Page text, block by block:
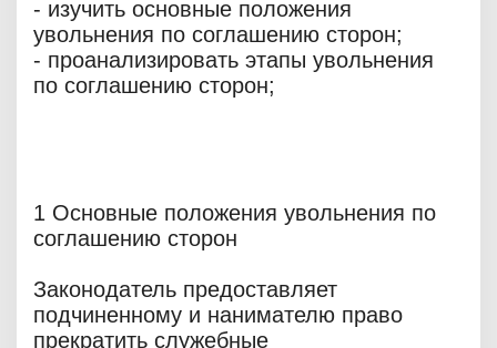
- изучить основные положения
увольнения по соглашению сторон;
- проанализировать этапы увольнения
по соглашению сторон;
1 Основные положения увольнения по
соглашению сторон
Законодатель предоставляет
подчиненному и нанимателю право
прекратить служебные